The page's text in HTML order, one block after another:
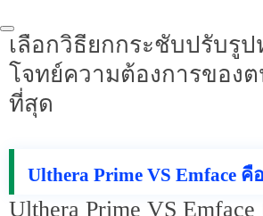
เลือกวิธียกกระชับปรับรู
โจทย์ความต้องการของต
ที่สุด
Ulthera Prime VS Emface คื
Ulthera Prime VS